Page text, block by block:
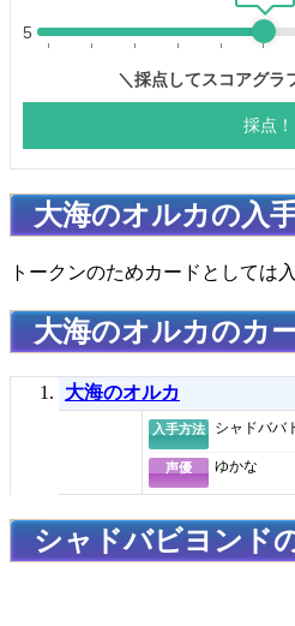
大海のオルカの入
トークンのためカードとしては
大海のオルカのカ
大海のオルカ
入手方法 シャドババ
声優 ゆかな
シャドバビヨンド